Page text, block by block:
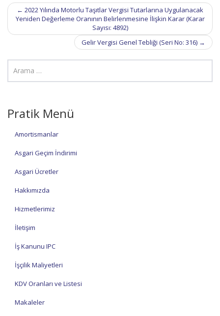
Post
navigation
← 2022 Yılında Motorlu Taşıtlar Vergisi Tutarlarına Uygulanacak
Yeniden Değerleme Oranının Belirlenmesine İlişkin Karar (Karar
Sayısı: 4892)
Gelir Vergisi Genel Tebliği (Seri No: 316) →
Pratik Menü
Amortismanlar
Asgari Geçim İndirimi
Asgari Ücretler
Hakkımızda
Hizmetlerimiz
İletişim
İş Kanunu IPC
İşçilik Maliyetleri
KDV Oranları ve Listesi
Makaleler